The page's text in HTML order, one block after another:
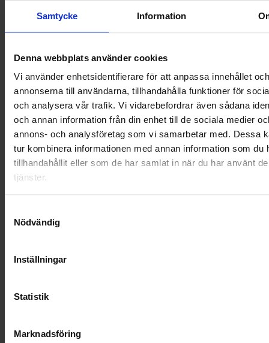
Samtycke Information
Denna webbplats använder cookies
Vi använder enhetsidentifierare för att anpassa innehållet och
annonserna till användarna, tillhandahålla funktioner för
och analysera vår trafik. Vi vidarebefordrar även sådana
och annan information från din enhet till de sociala medier
annons- och analysföretag som vi samarbetar med. Dessa
tur kombinera informationen med annan information som du
tillhandahållit eller som de har samlat in när du har använt
tjänster.
Nödvändig
Inställningar
Statistik
Marknadsföring
OHLSSONS REGION SYD
OHLSSONSKOLLEGOR
RENHÅLLNING
SAMARBETEN
SOCIALT ANSVAR
VELLINGE